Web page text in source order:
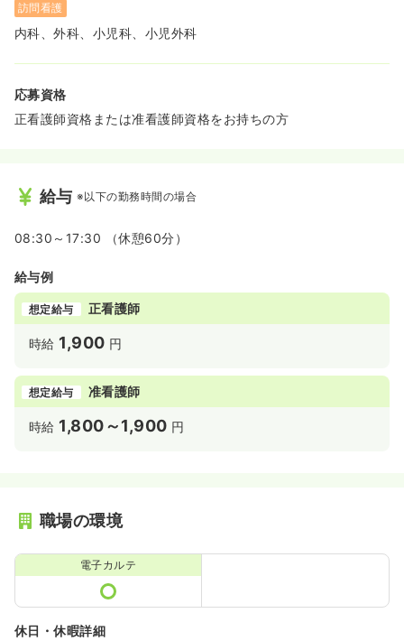
訪問看護
内科、外科、小児科、小児外科
応募資格
正看護師資格または准看護師資格をお持ちの方
給与 ※以下の勤務時間の場合
08:30～17:30 （休憩60分）
給与例
想定給与 正看護師
時給 1,900 円
想定給与 准看護師
時給 1,800～1,900 円
職場の環境
電子カルテ
休日・休暇詳細